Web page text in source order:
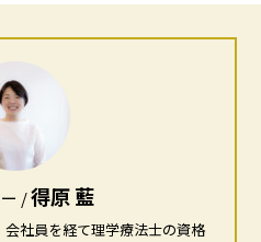
/得原 藍
社員を経て理学療法士の資格